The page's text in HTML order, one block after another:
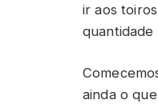
ir aos
quantidade
ainda o